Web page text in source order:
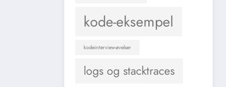
kode-eksempel
kodeinterview-øvelser
logs og stacktraces